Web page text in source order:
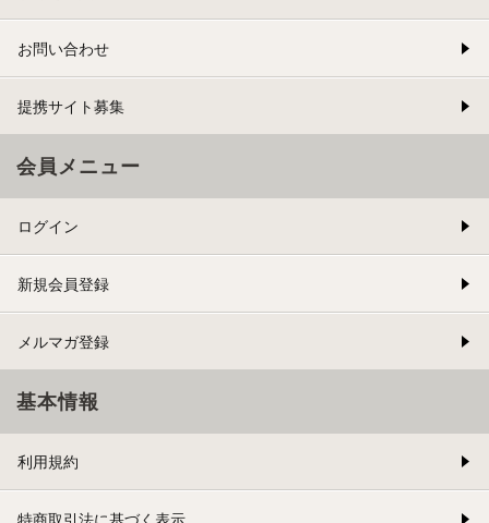
お問い合わせ
提携サイト募集
会員メニュー
ログイン
新規会員登録
メルマガ登録
基本情報
利用規約